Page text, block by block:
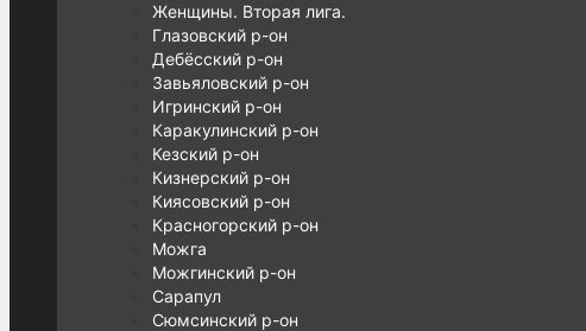
Женщины. Вторая лига.
Глазовский р-он
Дебёсский р-он
Завьяловский р-он
Игринский р-он
Каракулинский р-он
Кезский р-он
Кизнерский р-он
Киясовский р-он
Красногорский р-он
Можга
Можгинский р-он
Сарапул
Сюмсинский р-он